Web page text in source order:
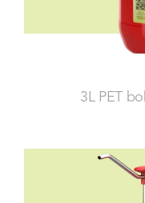
3L PET